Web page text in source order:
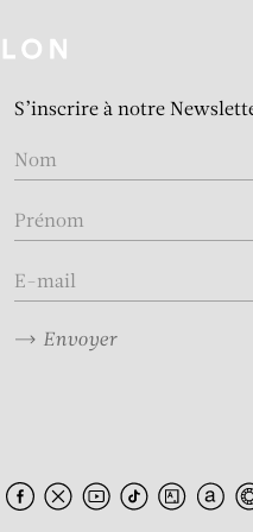
S’inscrire à notre
Envoyer